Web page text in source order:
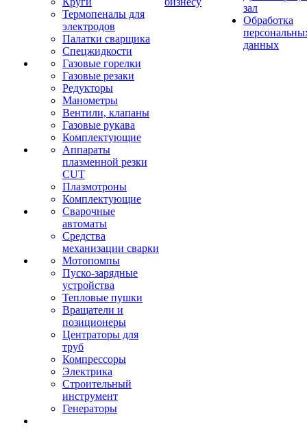
Термопеналы для
электродов
Палатки сварщика
Спецжидкости
Газовые горелки
Газовые резаки
Редукторы
Манометры
Вентили, клапаны
Газовые рукава
Комплектующие
Аппараты
плазменной резки
CUT
Плазмотроны
Комплектующие
Сварочные
автоматы
Средства
механизации сварки
Мотопомпы
Пуско-зарядные
устройства
Тепловые пушки
Вращатели и
позиционеры
Центраторы для
труб
Компрессоры
Электрика
Строительный
инструмент
Генераторы
зал
Обработка
данных